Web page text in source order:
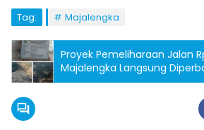
Tag: Majalengka
Proyek Pemeliharaan Jalan
Majalengka Langsung
Diberitakan